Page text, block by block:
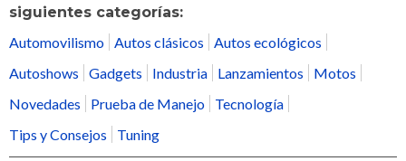
siguientes categorías:
Automovilismo Autos clásicos
Autos ecológicos
Autoshows
Gadgets Industria Lanzamientos
Motos
Novedades
Prueba de Manejo
Tecnología
Tips y Consejos
Tuning